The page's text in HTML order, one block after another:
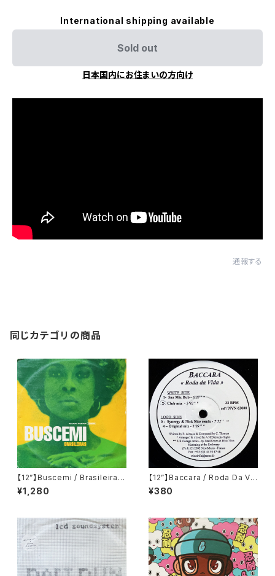
International shipping available
Sold out
日本国内にお住まいの方向け
通報する
同じカテゴリの商品
【12”】Buscemi / Brasileiras
(Downsall Plastics) (DSL 0
42)
¥1,280
【12”】Baccara / Roda Da Vi
da (Nice Music) (NVN 630
00)
¥380